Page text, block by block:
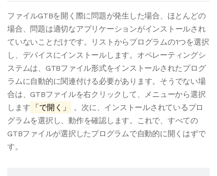
ファイルGTBを開く際に問題が発生した場合、ほとんどの
場合、問題は適切なアプリケーションがインストールされ
ていないことだけです。リストからプログラムの1つを選択
し、デバイスにインストールします。オペレーティングシ
ステムは、GTBファイル形式をインストールされたプログ
ラムに自動的に関連付ける必要があります。そうでない場
合は、GTBファイルを右クリックして、メニューから選択
します
「で開く」
。次に、インストールされているプロ
グラムを選択し、動作を確認します。これで、すべての
GTBファイルが選択したプログラムで自動的に開くはずで
す。